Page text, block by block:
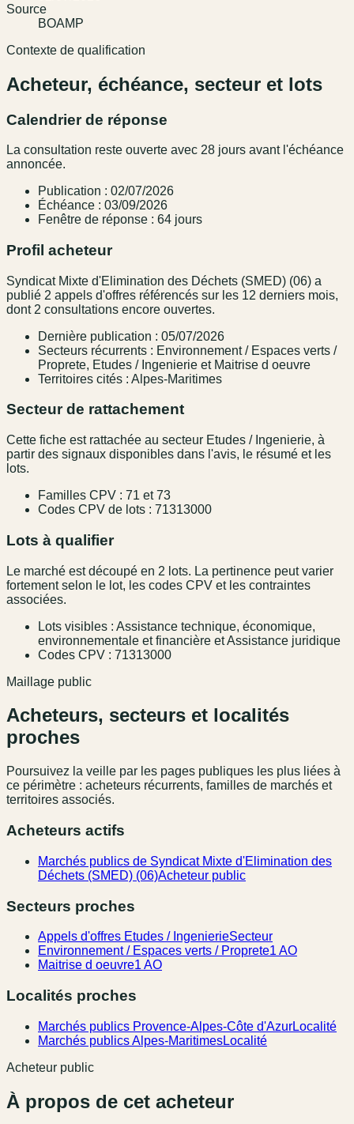
Source
BOAMP
Contexte de qualification
Acheteur, échéance, secteur et lots
Calendrier de réponse
La consultation reste ouverte avec 28 jours avant l'échéance
annoncée.
Publication : 02/07/2026
Échéance : 03/09/2026
Fenêtre de réponse : 64 jours
Profil acheteur
Syndicat Mixte d'Elimination des Déchets (SMED) (06) a
publié 2 appels d'offres référencés sur les 12 derniers mois,
dont 2 consultations encore ouvertes.
Dernière publication : 05/07/2026
Secteurs récurrents : Environnement / Espaces verts /
Proprete, Etudes / Ingenierie et Maitrise d oeuvre
Territoires cités : Alpes-Maritimes
Secteur de rattachement
Cette fiche est rattachée au secteur Etudes / Ingenierie, à
partir des signaux disponibles dans l'avis, le résumé et les
lots.
Familles CPV : 71 et 73
Codes CPV de lots : 71313000
Lots à qualifier
Le marché est découpé en 2 lots. La pertinence peut varier
fortement selon le lot, les codes CPV et les contraintes
associées.
Lots visibles : Assistance technique, économique,
environnementale et financière et Assistance juridique
Codes CPV : 71313000
Maillage public
Acheteurs, secteurs et localités
proches
Poursuivez la veille par les pages publiques les plus liées à
ce périmètre : acheteurs récurrents, familles de marchés et
territoires associés.
Acheteurs actifs
Marchés publics de Syndicat Mixte d'Elimination des
Déchets (SMED) (06)Acheteur public
Secteurs proches
Appels d'offres Etudes / IngenierieSecteur
Environnement / Espaces verts / Proprete1 AO
Maitrise d oeuvre1 AO
Localités proches
Marchés publics Provence-Alpes-Côte d'AzurLocalité
Marchés publics Alpes-MaritimesLocalité
Acheteur public
À propos de cet acheteur